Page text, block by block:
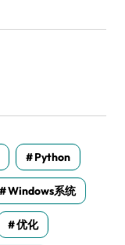
Python
Windows系统
优化